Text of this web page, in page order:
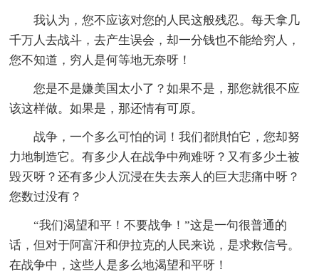
我认为，您不应该对您的人民这般残忍。每天拿几
千万人去战斗，去产生误会，却一分钱也不能给穷人，
您不知道，穷人是何等地无奈呀！
您是不是嫌美国太小了？如果不是，那您就很不应
该这样做。如果是，那还情有可原。
战争，一个多么可怕的词！我们都惧怕它，您却努
力地制造它。有多少人在战争中殉难呀？又有多少土被
毁灭呀？还有多少人沉浸在失去亲人的巨大悲痛中呀？
您数过没有？
“我们渴望和平！不要战争！”这是一句很普通的
话，但对于阿富汗和伊拉克的人民来说，是求救信号。
在战争中，这些人是多么地渴望和平呀！